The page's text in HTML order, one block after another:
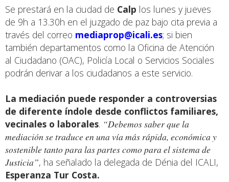
Se prestará en la ciudad de Calp los lunes y jueves
de 9h a 13.30h en el juzgado de paz bajo cita previa a
través del correo mediaprop@icali.es; si bien
también departamentos como la Oficina de Atención
al Ciudadano (OAC), Policía Local o Servicios Sociales
podrán derivar a los ciudadanos a este servicio.
La mediación puede responder a controversias
de diferente índole desde conflictos familiares,
vecinales o laborales. “Debemos saber que la
mediación se traduce en una vía más rápida, económica y
sostenible tanto para las partes como para el sistema de
Justicia”, ha señalado la delegada de Dénia del ICALI,
Esperanza Tur Costa.